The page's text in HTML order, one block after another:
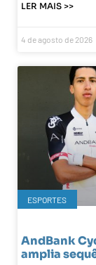
LER MAIS >>
4 de agosto de 2026
ESPORTES
AndBank
amplia